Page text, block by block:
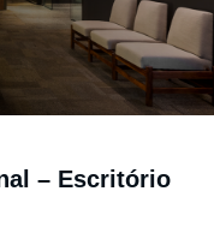
– Escritório